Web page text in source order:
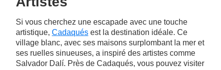
Si vous cherchez une escapade avec une touche
artistique, Cadaqués est la destination idéale. Ce
village blanc, avec ses maisons surplombant la mer et
ses ruelles sinueuses, a inspiré des artistes comme
Salvador Dalí. Près de Cadaqués, vous pouvez visiter